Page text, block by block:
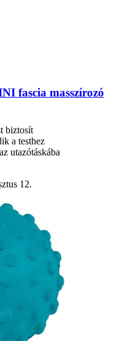
fascia masszírozó
biztosít
a testhez
utazótáskába
12.